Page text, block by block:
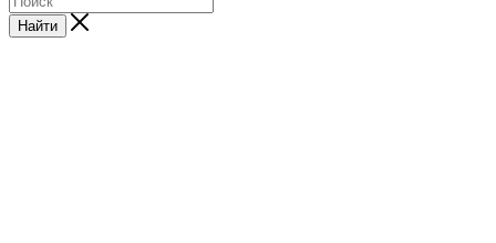
Найти